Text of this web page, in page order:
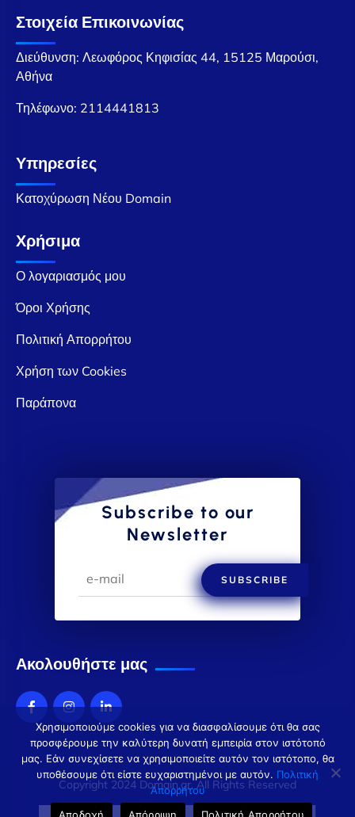
Στοιχεία Επικοινωνίας
Διεύθυνση: Λεωφόρος Κηφισίας 44, 15125 Μαρούσι,
Αθήνα
Τηλέφωνο: 2114441813
Υπηρεσίες
Κατοχύρωση Νέου Domain
Χρήσιμα
Ο λογαριασμός μου
Όροι Χρήσης
Πολιτική Απορρήτου
Χρήση των Cookies
Παράπονα
Subscribe to our
Newsletter
SUBSCRIBE
Ακολουθήστε μας
Copyright 2024 Domain.gr. All Rights Reserved
Χρησιμοποιούμε cookies για να διασφαλίσουμε ότι θα σας
προσφέρουμε την καλύτερη δυνατή εμπειρία στον ιστότοπό
μας. Εάν συνεχίσετε να χρησιμοποιείτε αυτόν τον ιστότοπο, θα
υποθέσουμε ότι είστε ευχαριστημένοι με αυτόν. Πολιτική
Απορρήτου
Αποδοχή
Απόρριψη Πολιτική Απορρήτου